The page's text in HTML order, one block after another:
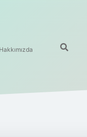
Hakkımızda